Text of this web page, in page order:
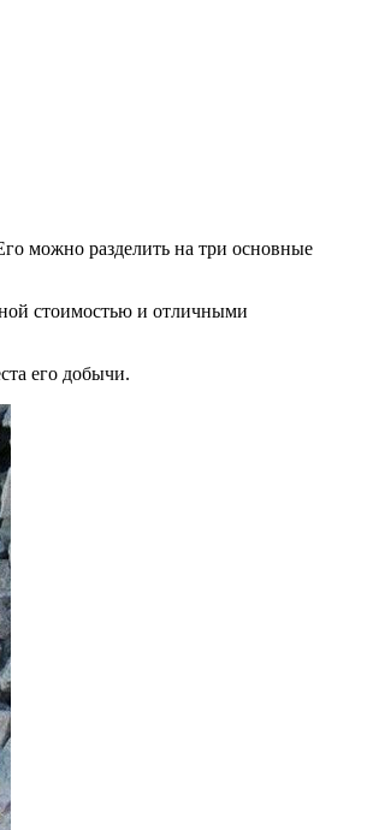
можно разделить на три основные
стоимостью и отличными
его добычи.